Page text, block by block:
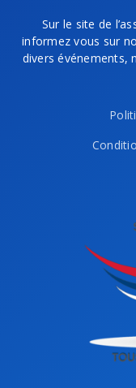
Sur le site de
informez vous sur
divers événements,